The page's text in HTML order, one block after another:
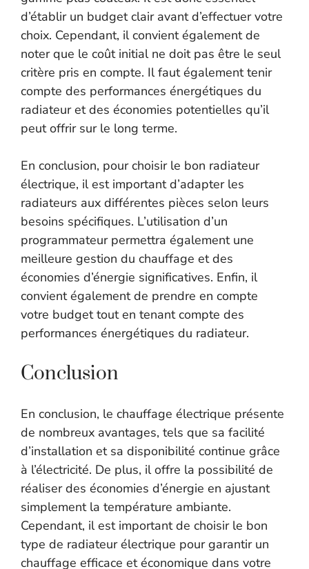
d’établir un budget clair avant d’effectuer votre
choix. Cependant, il convient également de
noter que le coût initial ne doit pas être le seul
critère pris en compte. Il faut également tenir
compte des performances énergétiques du
radiateur et des économies potentielles qu’il
peut offrir sur le long terme.
En conclusion, pour choisir le bon radiateur
électrique, il est important d’adapter les
radiateurs aux différentes pièces selon leurs
besoins spécifiques. L’utilisation d’un
programmateur permettra également une
meilleure gestion du chauffage et des
économies d’énergie significatives. Enfin, il
convient également de prendre en compte
votre budget tout en tenant compte des
performances énergétiques du radiateur.
Conclusion
En conclusion, le chauffage électrique présente
de nombreux avantages, tels que sa facilité
d’installation et sa disponibilité continue grâce
à l’électricité. De plus, il offre la possibilité de
réaliser des économies d’énergie en ajustant
simplement la température ambiante.
Cependant, il est important de choisir le bon
type de radiateur électrique pour garantir un
chauffage efficace et économique dans votre